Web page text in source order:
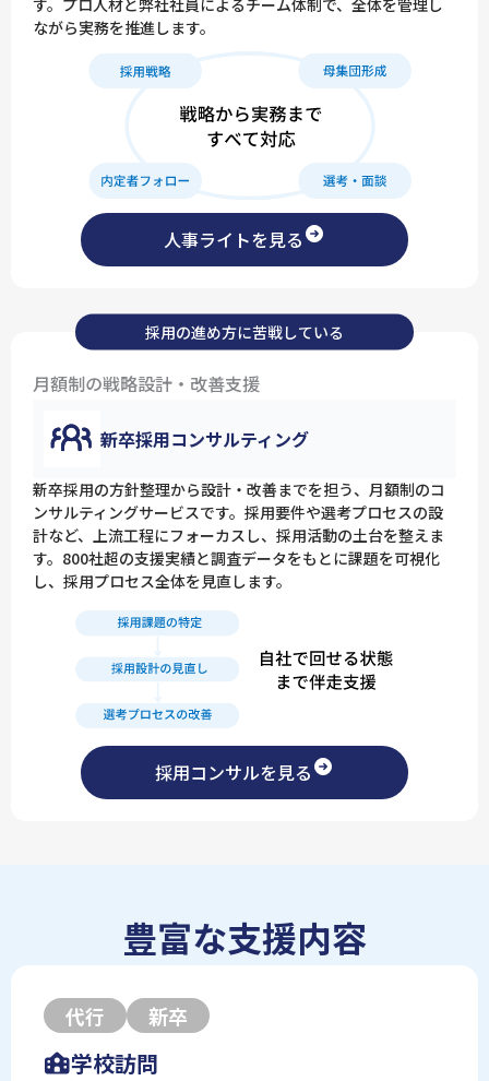
す。プロ人材と弊社社員によるチーム体制で、全体を管理し
ながら実務を推進します。
人事ライトを見る
採用の進め方に苦戦している
月額制の戦略設計・改善支援
新卒採用コンサルティング
新卒採用の方針整理から設計・改善までを担う、月額制のコ
ンサルティングサービスです。採用要件や選考プロセスの設
計など、上流工程にフォーカスし、採用活動の土台を整えま
す。800社超の支援実績と調査データをもとに課題を可視化
し、採用プロセス全体を見直します。
採用コンサルを見る
豊富な支援内容
代行 新卒
学校訪問